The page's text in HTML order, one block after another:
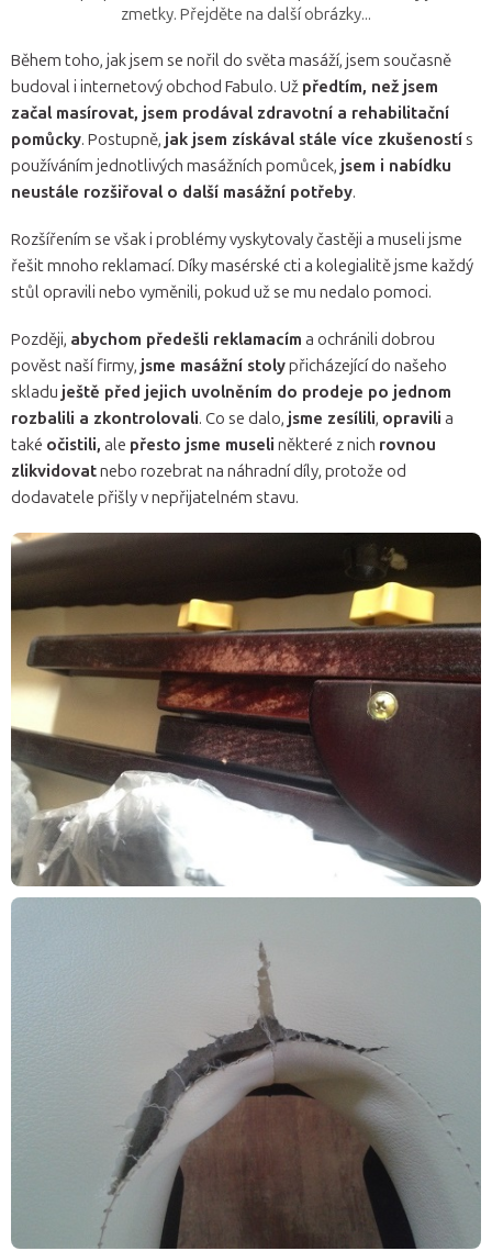
zmetky. Přejděte na další obrázky...
Během toho, jak jsem se nořil do světa masáží, jsem současně
budoval i internetový obchod Fabulo. Už předtím, než jsem
začal masírovat, jsem prodával zdravotní a rehabilitační
pomůcky. Postupně, jak jsem získával stále více zkušenostís
používáním jednotlivých masážních pomůcek, jsem i nabídku
neustále rozšiřoval o další masážní potřeby.
Rozšířením se však i problémy vyskytovaly častěji a museli jsme
řešit mnoho reklamací. Díky masérské cti a kolegialitě jsme každý
stůl opravili nebo vyměnili, pokud už se mu nedalo pomoci.
Později, abychom předešli reklamacím a ochránili dobrou
pověst naší firmy, jsme masážní stolypřicházející do našeho
skladu ještě před jejich uvolněním do prodeje po jednom
rozbalili a zkontrolovali. Co se dalo, jsme zesílili, opravili a
také očistili, ale přesto jsme museli některé z nich rovnou
zlikvidovatnebo rozebrat na náhradní díly, protože od
dodavatele přišly v nepřijatelném stavu.